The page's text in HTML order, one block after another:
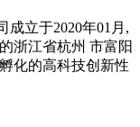
成立于2020年01月,
浙江省杭州 市富阳
化的高科技创新性